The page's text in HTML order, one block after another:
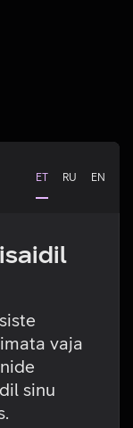
ET RU EN
vaja
sinu